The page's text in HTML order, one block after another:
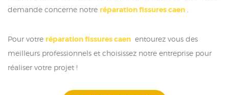
demande concerne notre réparation fissures caen
Pour votre réparation fissures caen entourez vous des
meilleurs professionnels et choisissez notre entreprise pour
réaliser votre projet !